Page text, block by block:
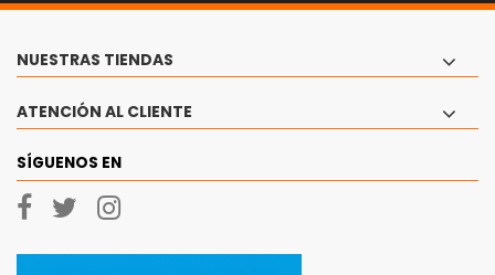
NUESTRAS TIENDAS
ATENCIÓN AL CLIENTE
SÍGUENOS EN